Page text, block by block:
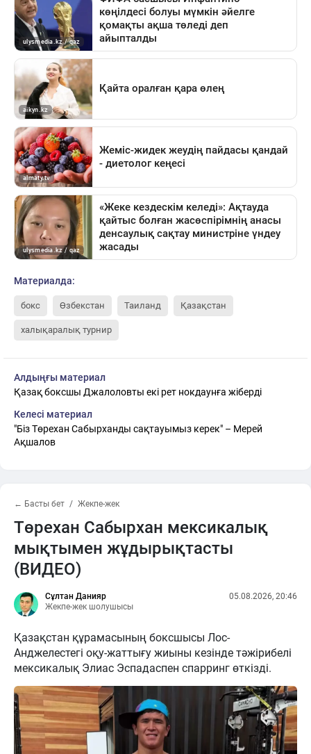
Материалда:
бокс Өзбекстан Таиланд Қазақстан
халықаралық турнир
Алдыңғы материал
Қазақ боксшы Джалоловты екі рет нокдаунға жіберді
Келесі материал
"Біз Төрехан Сабырханды сақтауымыз керек" – Мерей
Ақшалов
← Басты бет Жекпе-жек
Төрехан Сабырхан мексикалық
мықтымен жұдырықтасты
(ВИДЕО)
Сұлтан Данияр
Жекпе-жек шолушысы
05.08.2026, 20:46
Қазақстан құрамасының боксшысы Лос-
Анджелестегі оқу-жаттығу жиыны кезінде тәжірибелі
мексикалық Элиас Эспадаспен спарринг өткізді.